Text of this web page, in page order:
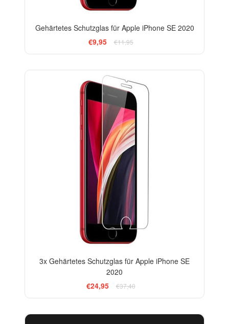
Gehärtetes Schutzglas für Apple iPhone SE 2020
€9,95
€11,95
3x Gehärtetes Schutzglas für Apple iPhone SE
2020
€24,95
€37,40